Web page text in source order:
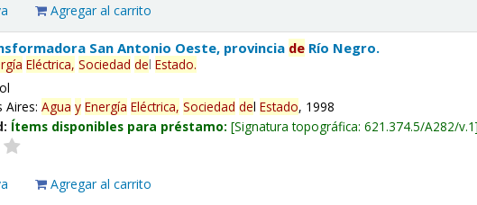
Agregar al carrito
San Antonio Oeste, provincia de Río Negro.
Eléctrica, Sociedad delEstado.
Aires:Agua y Energía Eléctrica, Sociedad delEstado, 1998
Ítems disponibles para préstamo: Signatura topográfica:621.374.5/A282/v.1
Agregar al carrito